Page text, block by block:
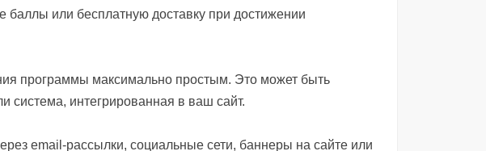
баллы или бесплатную доставку при достижении
программы максимально простым. Это может быть
система, интегрированная в ваш сайт.
email-рассылки, социальные сети, баннеры на сайте или